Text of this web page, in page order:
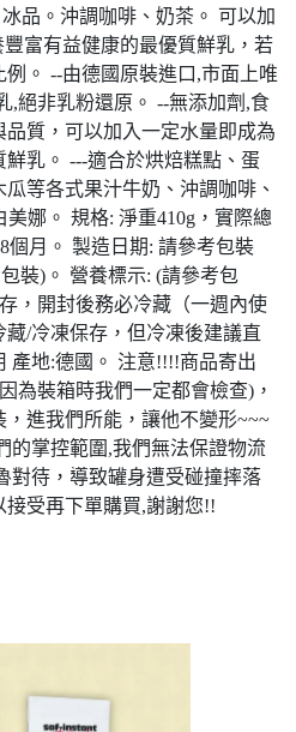
品。沖調咖啡、奶茶。 可以加
豐富有益健康的最優質鮮乳，若
。 --由德國原裝進口,市面上唯
,絕非乳粉還原。 --無添加劑,食
質，可以加入一定水量即成為
乳。 ---適合於烘焙糕點、蛋
等各式果汁牛奶、沖調咖啡、
娜。 規格: 淨重410g，實際總
個月。 製造日期: 請參考包裝
裝)。 營養標示: (請參考包
，開封後務必冷藏（一週內使
/冷凍保存，但冷凍後建議直
產地:德國。 注意!!!!商品寄出
為裝箱時我們一定都會檢查)，
進我們所能，讓他不變形~~~
的掌控範圍,我們無法保證物流
對待，導致罐身遭受碰撞摔落
受再下單購買,謝謝您!!